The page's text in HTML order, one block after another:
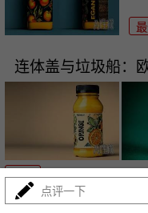
连体盖与垃圾船：
最热
点评一下